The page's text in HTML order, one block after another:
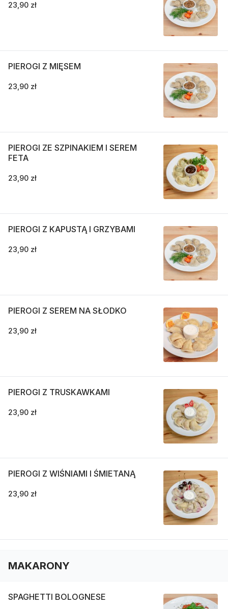
23,90 zł
PIEROGI Z MIĘSEM
23,90 zł
PIEROGI ZE SZPINAKIEM I SEREM
FETA
23,90 zł
PIEROGI Z KAPUSTĄ I GRZYBAMI
23,90 zł
PIEROGI Z SEREM NA SŁODKO
23,90 zł
PIEROGI Z TRUSKAWKAMI
23,90 zł
PIEROGI Z WIŚNIAMI I ŚMIETANĄ
23,90 zł
MAKARONY
SPAGHETTI BOLOGNESE